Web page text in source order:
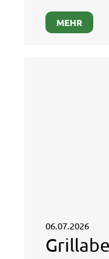
MEHR
06.07.2026